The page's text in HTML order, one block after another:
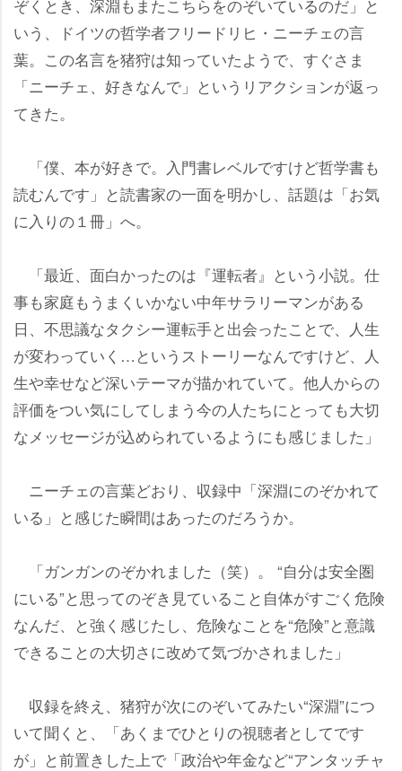
ぞくとき、深淵もまたこちらをのぞいているのだ」と
いう、ドイツの哲学者フリードリヒ・ニーチェの言
葉。この名言を猪狩は知っていたようで、すぐさま
「ニーチェ、好きなんで」というリアクションが返っ
てきた。
「僕、本が好きで。入門書レベルですけど哲学書も
読むんです」と読書家の一面を明かし、話題は「お気
に入りの１冊」へ。
「最近、面白かったのは『運転者』という小説。仕
事も家庭もうまくいかない中年サラリーマンがある
日、不思議なタクシー運転手と出会ったことで、人生
が変わっていく…というストーリーなんですけど、人
生や幸せなど深いテーマが描かれていて。他人からの
評価をつい気にしてしまう今の人たちにとっても大切
なメッセージが込められているようにも感じました」
ニーチェの言葉どおり、収録中「深淵にのぞかれて
いる」と感じた瞬間はあったのだろうか。
「ガンガンのぞかれました（笑）。 “自分は安全圏
にいる”と思ってのぞき見ていること自体がすごく危険
なんだ、と強く感じたし、危険なことを“危険”と意識
できることの大切さに改めて気づかされました」
収録を終え、猪狩が次にのぞいてみたい“深淵”につ
いて聞くと、「あくまでひとりの視聴者としてです
が」と前置きした上で「政治や年金など“アンタッチャ